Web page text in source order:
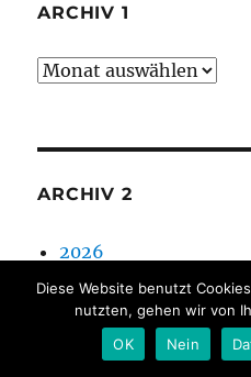
ARCHIV 1
Archiv
ARCHIV 2
2026
2025
2024
Diese Website benutzt
nutzten, gehen wir von
OK
Nein